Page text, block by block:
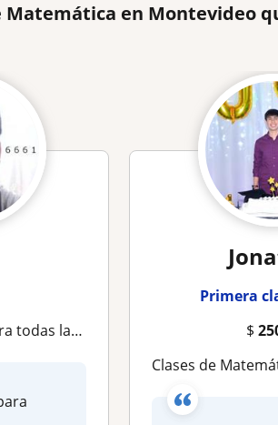
Matemática en Montevideo
las edades
Primera
$
Clases de Matemática